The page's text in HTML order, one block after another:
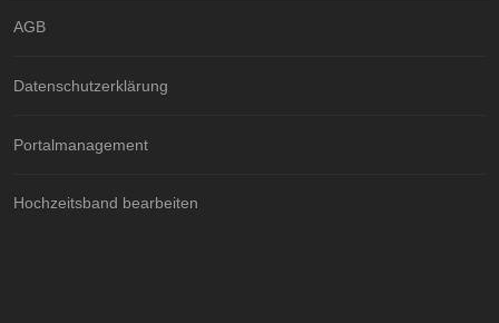
AGB
Datenschutzerklärung
Portalmanagement
Hochzeitsband bearbeiten